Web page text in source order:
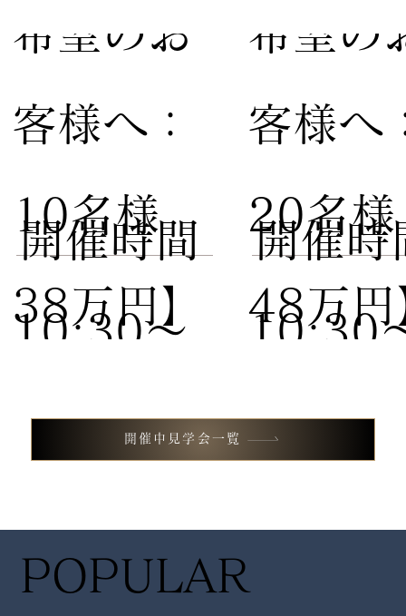
希望のお
客様へ：
10名様
38万円】
10:30〜
13:00 /
17:00
​開催時間
希望の
客様へ
20名
48万円
10:30
13:00
17:00
開催時
開催中見学会一覧
POPULAR